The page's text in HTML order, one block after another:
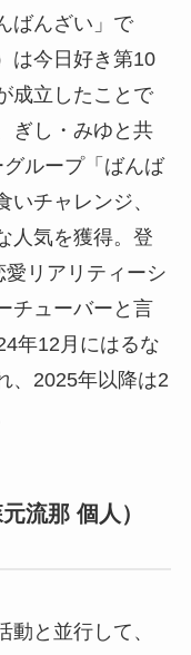
ばんざい」で
は今日好き第10
成立したことで
ぎし・みゆと共
ループ「ばんば
チャレンジ、
人気を獲得。登
リアリティーシ
チューバーと言
年12月にはるな
、2025年以降は2
流那 個人）
と並行して、